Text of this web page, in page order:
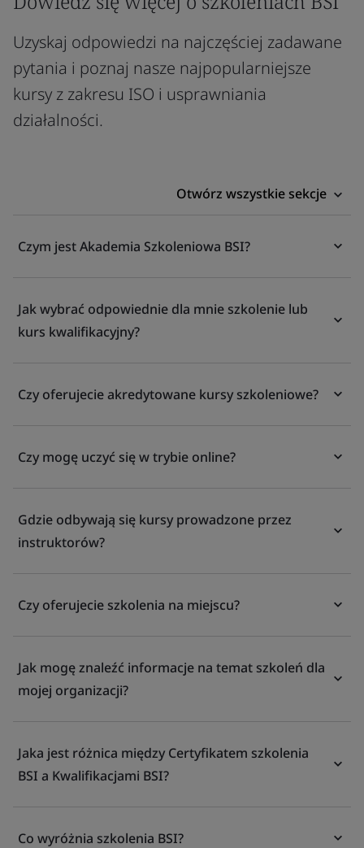
Uzyskaj odpowiedzi na najczęściej zadawane
pytania i poznaj nasze najpopularniejsze
kursy z zakresu ISO i usprawniania
działalności.
Otwórz wszystkie sekcje
Czym jest Akademia Szkoleniowa BSI?
Jak wybrać odpowiednie dla mnie szkolenie lub
kurs kwalifikacyjny?
Czy oferujecie akredytowane kursy szkoleniowe?
Czy mogę uczyć się w trybie online?
Gdzie odbywają się kursy prowadzone przez
instruktorów?
Czy oferujecie szkolenia na miejscu?
Jak mogę znaleźć informacje na temat szkoleń dla
mojej organizacji?
Jaka jest różnica między Certyfikatem szkolenia
BSI a Kwalifikacjami BSI?
Co wyróżnia szkolenia BSI?